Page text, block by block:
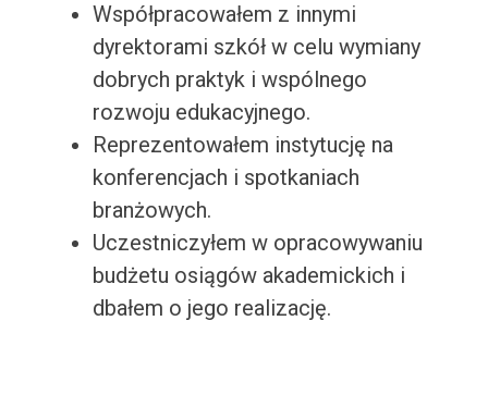
Współpracowałem z innymi
dyrektorami szkół w celu wymiany
dobrych praktyk i wspólnego
rozwoju edukacyjnego.
Reprezentowałem instytucję na
konferencjach i spotkaniach
branżowych.
Uczestniczyłem w opracowywaniu
budżetu osiągów akademickich i
dbałem o jego realizację.